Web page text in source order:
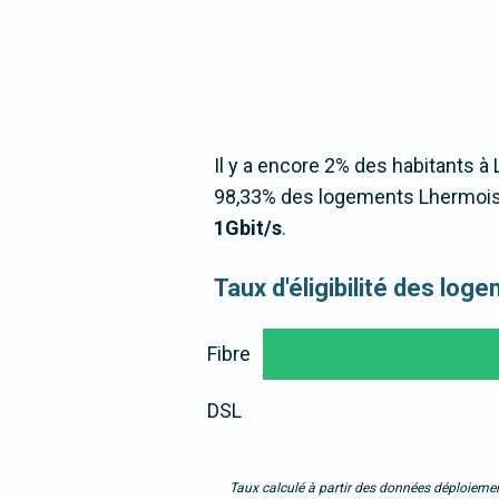
Il y a encore 2% des habitants
98,33% des logements
1Gbit/s.
Taux d'éligibilité des
Fibre
DSL
Taux calculé à partir des données